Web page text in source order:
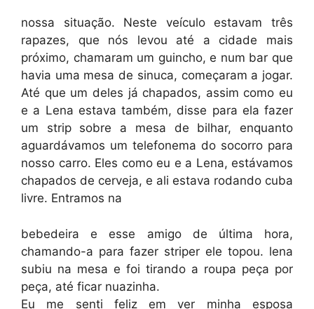
nossa situação. Neste veículo estavam três
rapazes, que nós levou até a cidade mais
próximo, chamaram um guincho, e num bar que
havia uma mesa de sinuca, começaram a jogar.
Até que um deles já chapados, assim como eu
e a Lena estava também, disse para ela fazer
um strip sobre a mesa de bilhar, enquanto
aguardávamos um telefonema do socorro para
nosso carro. Eles como eu e a Lena, estávamos
chapados de cerveja, e ali estava rodando cuba
livre. Entramos na
bebedeira e esse amigo de última hora,
chamando-a para fazer striper ele topou. lena
subiu na mesa e foi tirando a roupa peça por
peça, até ficar nuazinha.
Eu me senti feliz em ver minha esposa